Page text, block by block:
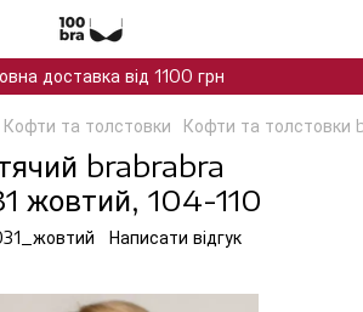
доставка від 1100 грн
Кофти та толстовки Кофти та толстовки
brabrabra
жовтий, 104-110
Написати відгук